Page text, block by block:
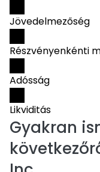
Jövedelmezőség
Részvényenkénti
Adósság
Likviditás
Gyakran